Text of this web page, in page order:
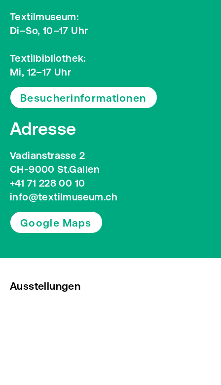
Textilmuseum:
Di–So, 10–17 Uhr
Textilbibliothek:
Mi, 12–17 Uhr
Besucherinformationen
Adresse
Vadianstrasse 2
CH-9000 St.Gallen
+41 71 228 00 10
info@textilmuseum.ch
Google Maps
Ausstellungen